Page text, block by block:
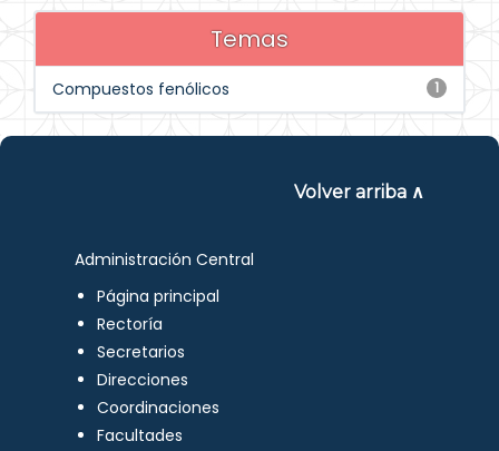
Temas
1
Compuestos fenólicos
Volver arriba ∧
Administración Central
Página principal
Rectoría
Secretarios
Direcciones
Coordinaciones
Facultades